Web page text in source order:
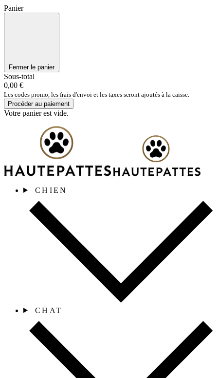
Panier
Fermer le panier
Sous-total
0,00 €
Les codes promo, les frais d'envoi et les taxes seront ajoutés à la caisse.
Procéder au paiement
Votre panier est vide.
CHIEN
CHAT